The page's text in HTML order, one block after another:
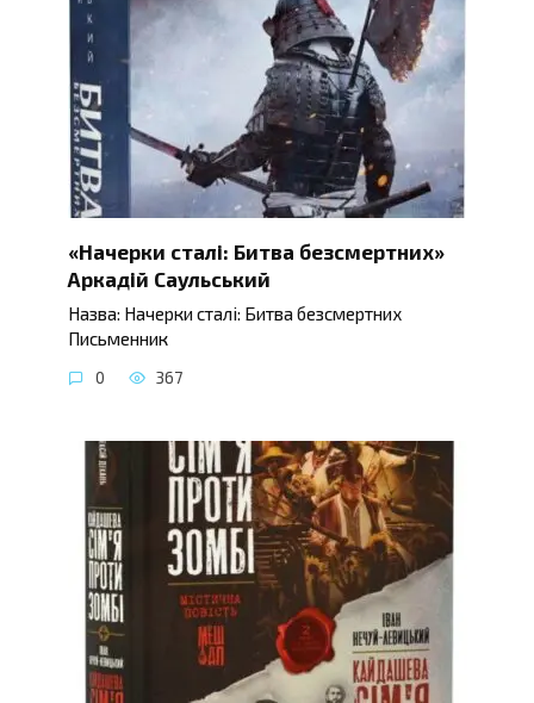
«Начерки сталі: Битва безсмертних»
Аркадій Саульський
Назва: Начерки сталі: Битва безсмертних
Письменник
0 367